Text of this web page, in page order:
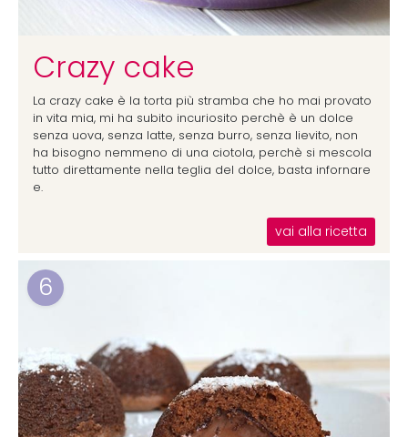
Crazy cake
La crazy cake è la torta più stramba che ho mai provato
in vita mia, mi ha subito incuriosito perchè è un dolce
senza uova, senza latte, senza burro, senza lievito, non
ha bisogno nemmeno di una ciotola, perchè si mescola
tutto direttamente nella teglia del dolce, basta infornare
e.
vai alla ricetta
6